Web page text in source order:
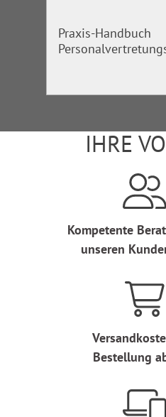
Praxis-Handbuch
IHRE
Kompetente
unseren
Bestellung